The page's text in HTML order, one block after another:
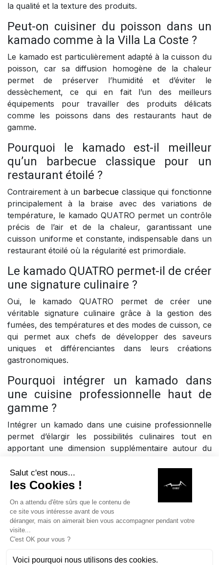
la qualité et la texture des produits.
Peut-on cuisiner du poisson dans un
kamado comme à la Villa La Coste ?
Le kamado est particulièrement adapté à la cuisson du
poisson, car sa diffusion homogène de la chaleur
permet de préserver l’humidité et d’éviter le
dessèchement, ce qui en fait l’un des meilleurs
équipements pour travailler des produits délicats
comme les poissons dans des restaurants haut de
gamme.
Pourquoi le kamado est-il meilleur
qu’un barbecue classique pour un
restaurant étoilé ?
Contrairement à un barbecue classique qui fonctionne
principalement à la braise avec des variations de
température, le kamado QUATRO permet un contrôle
précis de l’air et de la chaleur, garantissant une
cuisson uniforme et constante, indispensable dans un
restaurant étoilé où la régularité est primordiale.
Le kamado QUATRO permet-il de créer
une signature culinaire ?
Oui, le kamado QUATRO permet de créer une
véritable signature culinaire grâce à la gestion des
fumées, des températures et des modes de cuisson, ce
qui permet aux chefs de développer des saveurs
uniques et différenciantes dans leurs créations
gastronomiques.
Pourquoi intégrer un kamado dans
une cuisine professionnelle haut de
gamme ?
Intégrer un kamado dans une cuisine professionnelle
permet d’élargir les possibilités culinaires tout en
apportant une dimension supplémentaire autour du
client, notamment dans des lieux comme la Villa La
Coste où la cuisine est au cœur du concept global.
Le kamado QUATRO est-il adapté à
une utilisation intensive en
restauration ?
à une utilisation professionnelle intensive grâce à sa